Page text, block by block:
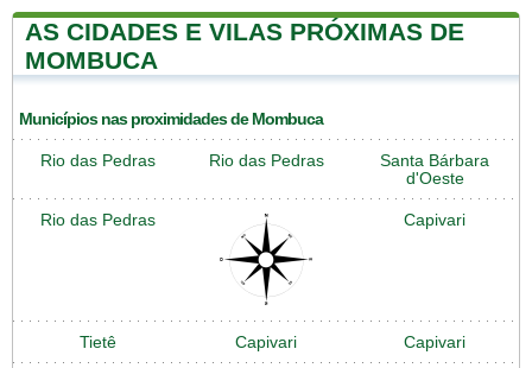
AS CIDADES E VILAS PRÓXIMAS DE
MOMBUCA
Municípios nas proximidades de Mombuca
Rio das Pedras Rio das Pedras
Santa Bárbara
d'Oeste
Rio das Pedras Capivari
Tietê Capivari Capivari